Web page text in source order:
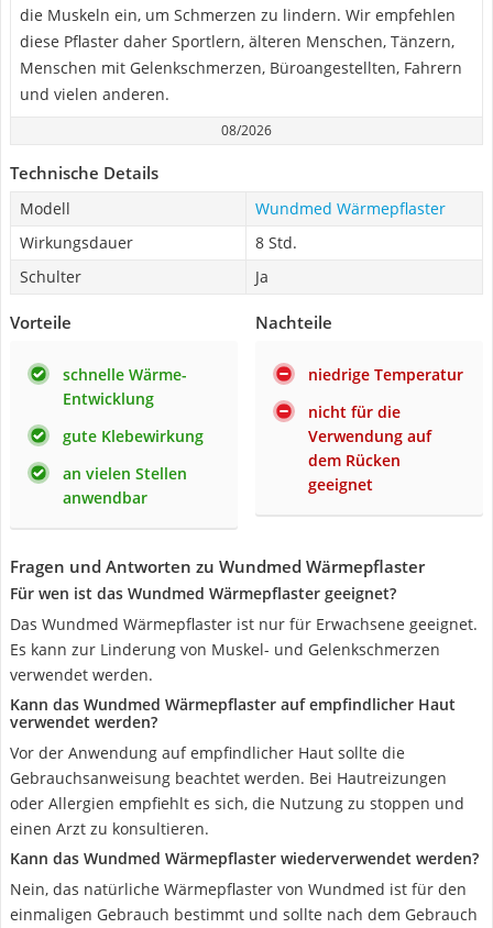
die Muskeln ein, um Schmerzen zu lindern. Wir empfehlen
diese Pflaster daher Sportlern, älteren Menschen, Tänzern,
Menschen mit Gelenkschmerzen, Büroangestellten, Fahrern
und vielen anderen.
08/2026
Technische Details
Modell
Wundmed Wärmepflaster
Wirkungsdauer
8 Std.
Schulter
Ja
Vorteile
schnelle Wärme-
Entwicklung
gute Klebewirkung
an vielen Stellen
anwendbar
Nachteile
niedrige Temperatur
nicht für die
Verwendung auf
dem Rücken
geeignet
Fragen und Antworten zu Wundmed Wärmepflaster
Für wen ist das Wundmed Wärmepflaster geeignet?
Das Wundmed Wärmepflaster ist nur für Erwachsene geeignet.
Es kann zur Linderung von Muskel- und Gelenkschmerzen
verwendet werden.
Kann das Wundmed Wärmepflaster auf empfindlicher Haut
verwendet werden?
Vor der Anwendung auf empfindlicher Haut sollte die
Gebrauchsanweisung beachtet werden. Bei Hautreizungen
oder Allergien empfiehlt es sich, die Nutzung zu stoppen und
einen Arzt zu konsultieren.
Kann das Wundmed Wärmepflaster wiederverwendet werden?
Nein, das natürliche Wärmepflaster von Wundmed ist für den
einmaligen Gebrauch bestimmt und sollte nach dem Gebrauch